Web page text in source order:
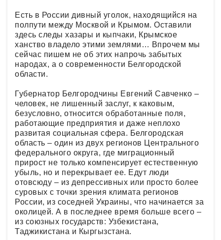
Есть в России дивный уголок, находящийся на
полпути между Москвой и Крымом. Оставили
здесь следы хазары и кыпчаки, Крымское
ханство владело этими землями… Впрочем мы
сейчас пишем не об этих напрочь забытых
народах, а о современности Белгородской
области.
Губернатор Белгородчины Евгений Савченко –
человек, не лишенный заслуг, к каковым,
безусловно, относится обработанные поля,
работающие предприятия и даже неплохо
развитая социальная сфера. Белгородская
область – один из двух регионов Центрального
федерального округа, где миграционный
прирост не только компенсирует естественную
убыль, но и перекрывает ее. Едут люди
отовсюду – из депрессивных или просто более
суровых с точки зрения климата регионов
России, из соседней Украины, что начинается за
околицей. А в последнее время больше всего –
из союзных государств: Узбекистана,
Таджикистана и Кыргызстана.